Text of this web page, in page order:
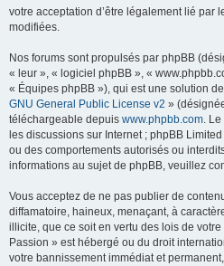
votre acceptation d’être légalement lié par
modifiées.
Nos forums sont propulsés par phpBB
« leur », « logiciel phpBB », «
« Équipes phpBB »), qui est une solution
GNU General Public License v2 »
téléchargeable depuis www.phpbb.com.
les discussions sur Internet ; phpBB
ou des comportements autorisés ou
informations au sujet de phpBB, veuillez
Vous acceptez de ne pas publier de
diffamatoire, haineux, menaçant, à
illicite, que ce soit en vertu des lois de
Passion » est hébergé ou du droit
votre bannissement immédiat et